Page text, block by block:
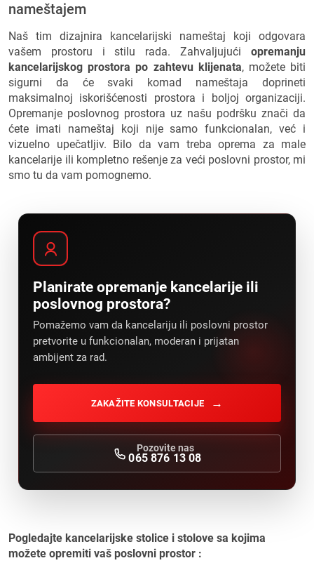
nameštajem
Naš tim dizajnira kancelarijski nameštaj koji odgovara
vašem prostoru i stilu rada. Zahvaljujući opremanju
kancelarijskog prostora po zahtevu klijenata, možete biti
sigurni da će svaki komad nameštaja doprineti
maksimalnoj iskorišćenosti prostora i boljoj organizaciji.
Opremanje poslovnog prostora uz našu podršku znači da
ćete imati nameštaj koji nije samo funkcionalan, već i
vizuelno upečatljiv. Bilo da vam treba oprema za male
kancelarije ili kompletno rešenje za veći poslovni prostor, mi
smo tu da vam pomognemo.
Planirate opremanje kancelarije ili
poslovnog prostora?
Pomažemo vam da kancelariju ili poslovni prostor
pretvorite u funkcionalan, moderan i prijatan
ambijent za rad.
ZAKAŽITE KONSULTACIJE →
Pozovite nas
065 876 13 08
Pogledajte kancelarijske stolice i stolove sa kojima
možete opremiti vaš poslovni prostor :